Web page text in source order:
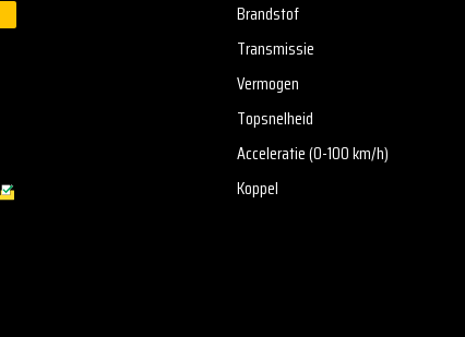
Brandstof
Transmissie
Vermogen
Topsnelheid
Acceleratie (0-100 km/h)
Koppel